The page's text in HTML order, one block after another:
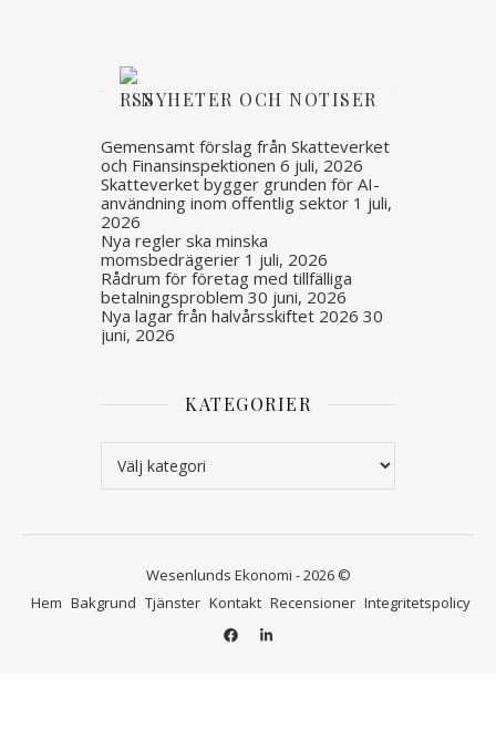
NYHETER OCH NOTISER
Gemensamt förslag från Skatteverket
och Finansinspektionen 6 juli, 2026
Skatteverket bygger grunden för AI-
användning inom offentlig sektor 1 juli,
2026
Nya regler ska minska
momsbedrägerier 1 juli, 2026
Rådrum för företag med tillfälliga
betalningsproblem 30 juni, 2026
Nya lagar från halvårsskiftet 2026 30
juni, 2026
KATEGORIER
Kategorier
Wesenlunds Ekonomi - 2026 ©
Hem Bakgrund Tjänster Kontakt Recensioner Integritetspolicy